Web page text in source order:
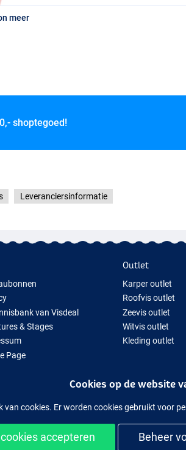
meer
shoptegoed!
Leveranciersinformatie
van Visdeal
& Stages
Page
Outlet
Karper outlet
Roofvis outlet
Zeevis outlet
Witvis outlet
Kleding outlet
Makkelijk en veilig shoppen
Cookies op de website
van cookies. Er worden cookies gebruikt voor
accepteren Beheer